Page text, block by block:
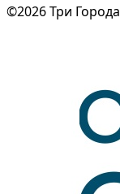
©2026 Три Города